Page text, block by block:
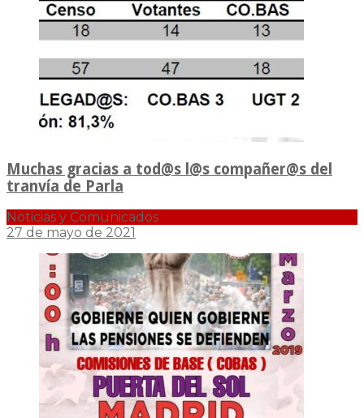
Muchas gracias a tod@s l@s compañer@s del
tranvía de Parla
Noticias y Comunicados
27 de mayo de 2021